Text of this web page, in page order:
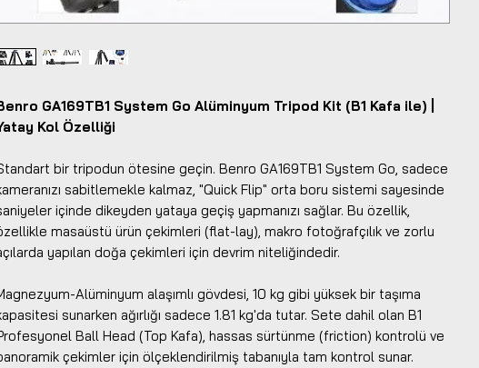
GA169TB1 System Go Alüminyum Tripod Kit (B1 Kafa ile) |
Kol Özelliği
bir tripodun ötesine geçin. Benro GA169TB1 System Go, sadece
sabitlemekle kalmaz, "Quick Flip" orta boru sistemi sayesinde
içinde dikeyden yataya geçiş yapmanızı sağlar. Bu özellik,
masaüstü ürün çekimleri (flat-lay), makro fotoğrafçılık ve zorlu
yapılan doğa çekimleri için devrim niteliğindedir.
Alüminyum alaşımlı gövdesi, 10 kg gibi yüksek bir taşıma
sunarken ağırlığı sadece 1.81 kg'da tutar. Sete dahil olan B1
Ball Head (Top Kafa), hassas sürtünme (friction) kontrolü ve
çekimler için ölçeklendirilmiş tabanıyla tam kontrol sunar.